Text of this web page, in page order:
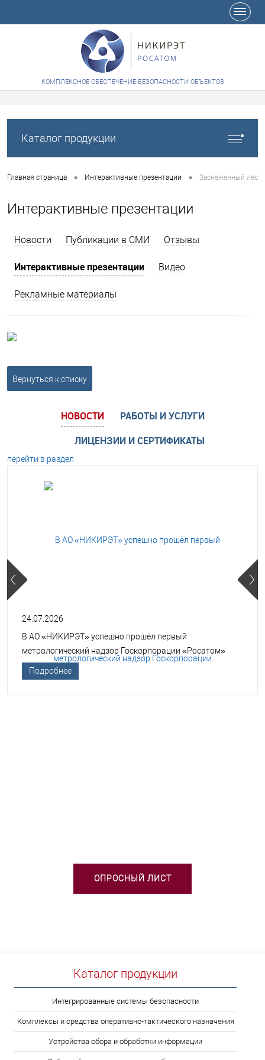
КОМПЛЕКСНОЕ ОБЕСПЕЧЕНИЕ БЕЗОПАСНОСТИ ОБЪЕКТОВ
Каталог продукции
Главная страница • Интерактивные презентации • Заснеженный лес
Интерактивные презентации
Новости Публикации в СМИ Отзывы
Интерактивные презентации Видео
Рекламные материалы
Вернуться к списку
НОВОСТИ
РАБОТЫ И УСЛУГИ
ЛИЦЕНЗИИ И СЕРТИФИКАТЫ
перейти в раздел
24.07.2026
В АО «НИКИРЭТ» успешно прошёл первый
метрологический надзор Госкорпорации «Росатом»
Подробнее
ОПРОСНЫЙ ЛИСТ
Каталог продукции
Интегрированные системы безопасности
Комплексы и средства оперативно-тактического назначения
Устройства сбора и обработки информации